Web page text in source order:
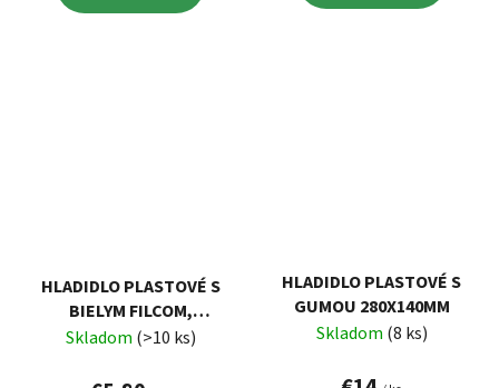
HLADIDLO PLASTOVÉ S
BIELYM FILCOM,
270X130MM, FILC HR.
Skladom (>10 ks)
HLADIDLO PLASTOVÉ S
GUMOU 280X140MM
Skladom (8 ks)